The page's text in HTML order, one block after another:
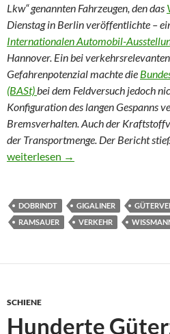
Lkw“ genannten Fahrzeugen, den das
Dienstag in Berlin veröffentlichte –
Internationalen Automobil-
Hannover. Ein bei
Gefahrenpotenzial machte die
(BASt)bei dem Feldversuch jedoch
Konfiguration des langen Gespanns
Bremsverhalten. Auch der
der Transportmenge. Der Bericht
Gigaliner bremst besser, aber
weiterlesen →
DOBRINDT GIGALINER
RAMSAUER
VERKEHR
SCHIENE
Hunderte